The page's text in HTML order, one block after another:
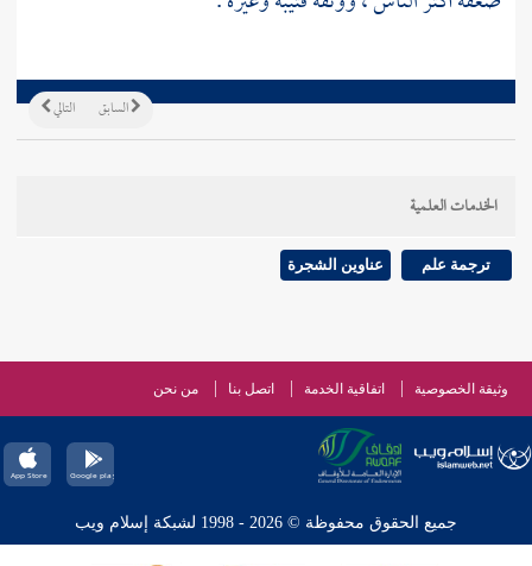
التالي السابق
الخدمات العلمية
ترجمة علم عناوين الشجرة
وثيقة الخصوصية اتفاقية الخدمة اتصل بنا من نحن
جميع الحقوق محفوظة © 2026 - 1998 لشبكة إسلام ويب